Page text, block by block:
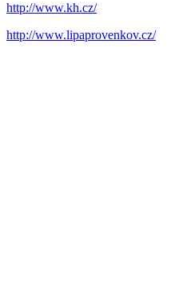
http://www.kh.cz/
http://www.lipaprovenkov.cz/